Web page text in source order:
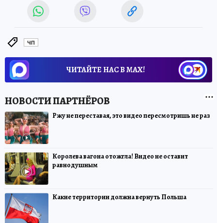
ЧП
ЧИТАЙТЕ НАС В МАХ!
Ржу не переставая, это видео пересмотришь не раз
Королева вагона отожгла! Видео не оставит
равнодушным
Какие территории должна вернуть Польша